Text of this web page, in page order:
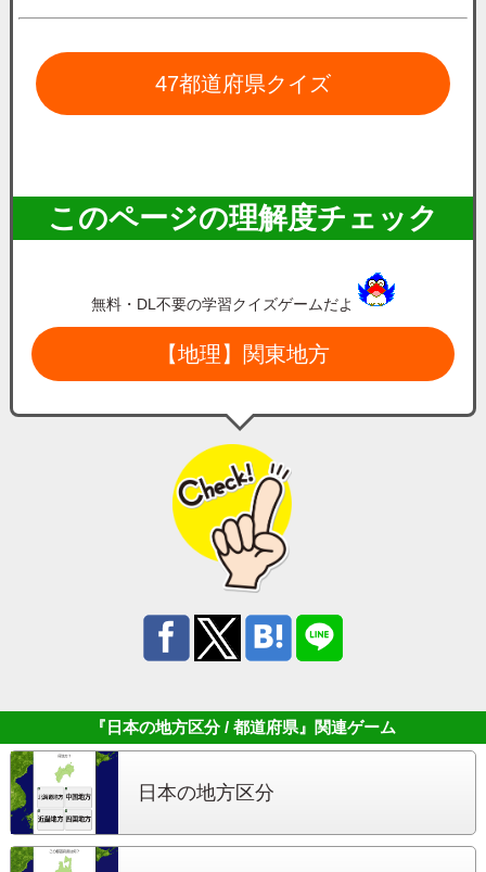
47都道府県クイズ
このページの理解度チェック
無料・DL不要の学習クイズゲームだよ
【地理】関東地方
『日本の地方区分 / 都道府県』 関連ゲーム
日本の地方区分